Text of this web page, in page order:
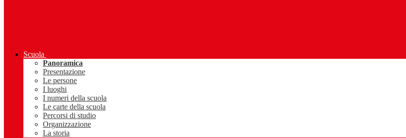
Scuola
Panoramica
Presentazione
Le persone
I luoghi
I numeri della scuola
Le carte della scuola
Percorsi di studio
Organizzazione
La storia